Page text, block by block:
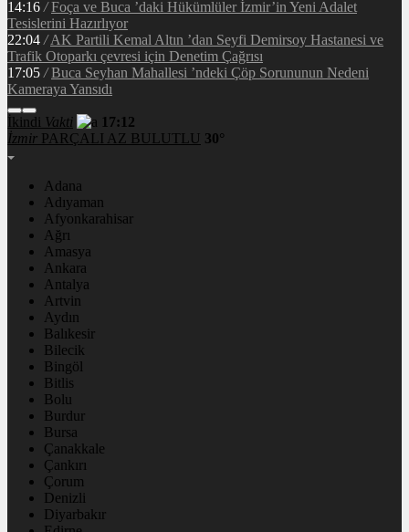
İkindi Vakti
17:12
İzmir PARÇALI AZ BULUTLU 30°
Adana
Adıyaman
Afyonkarahisar
Ağrı
Amasya
Ankara
Antalya
Artvin
Aydın
Balıkesir
Bilecik
Bingöl
Bitlis
Bolu
Burdur
Bursa
Çanakkale
Çankırı
Çorum
Denizli
Diyarbakır